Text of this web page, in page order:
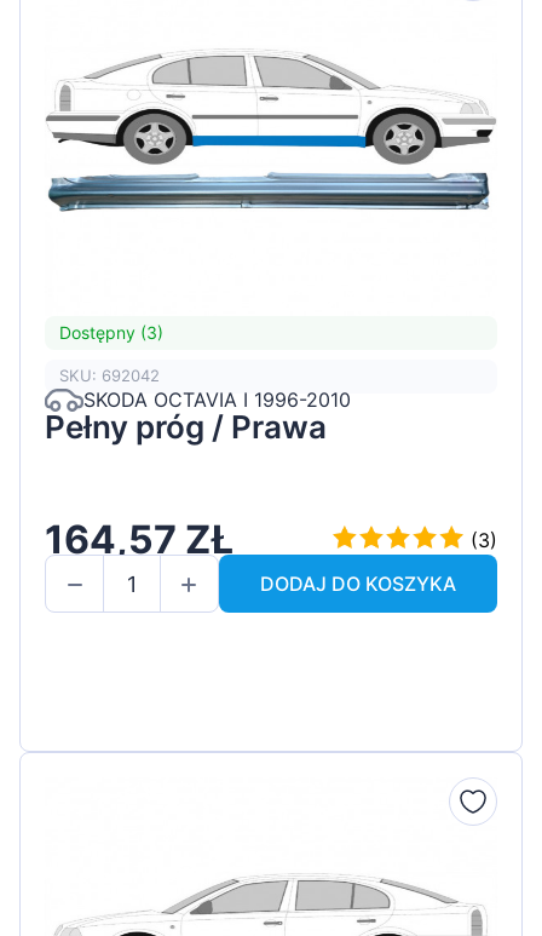
Dostępny (3)
SKU: 692042
SKODA OCTAVIA I 1996-2010
Pełny próg / Prawa
164,57 ZŁ
(3)
DODAJ DO KOSZYKA